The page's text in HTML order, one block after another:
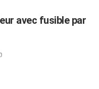
avec fusible par